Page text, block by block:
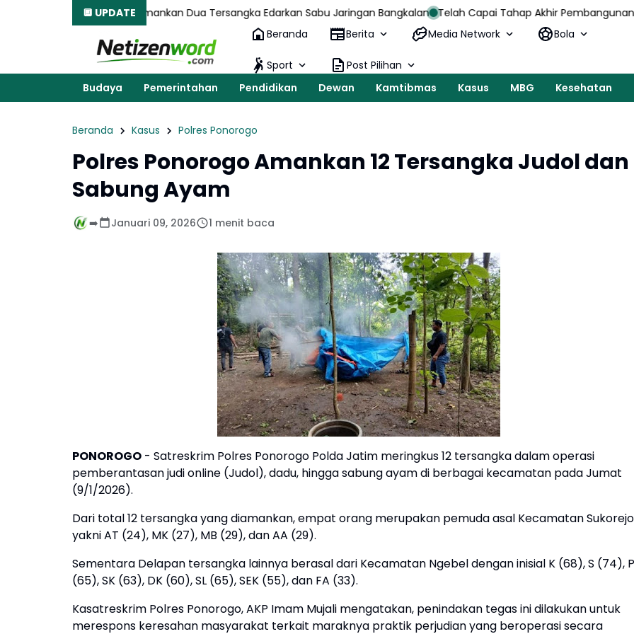
🔲 UPDATE
Gresik Amankan Dua Tersangka Edarkan Sabu Jaringan Bangkalan Telah Capai Tahap Akhir Pembangunan Jembatan,
Beranda
Berita Media Network Bola
Sport
Post Pilihan
Budaya
Pemerintahan Pendidikan Dewan Kamtibmas Kasus MBG Kesehatan
Beranda Kasus Polres Ponorogo
Polres Ponorogo Amankan 12 Tersangka Judol dan
Sabung Ayam
➡️ Januari 09, 2026 1 menit baca
PONOROGO - Satreskrim Polres Ponorogo Polda Jatim meringkus 12 tersangka dalam operasi
pemberantasan judi online (Judol), dadu, hingga sabung ayam di berbagai kecamatan pada Jumat
(9/1/2026).
Dari total 12 tersangka yang diamankan, empat orang merupakan pemuda asal Kecamatan Sukorejo
yakni AT (24), MK (27), MB (29), dan AA (29).
Sementara Delapan tersangka lainnya berasal dari Kecamatan Ngebel dengan inisial K (68), S (74), P
(65), SK (63), DK (60), SL (65), SEK (55), dan FA (33).
Kasatreskrim Polres Ponorogo, AKP Imam Mujali mengatakan, penindakan tegas ini dilakukan untuk
merespons keresahan masyarakat terkait maraknya praktik perjudian yang beroperasi secara